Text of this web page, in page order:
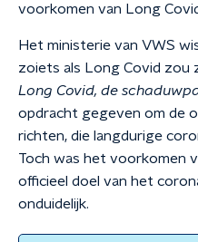
voorkomen van Long
Het ministerie van VWS
zoiets als Long Covid zou
Long Covid, de
opdracht gegeven om de
richten, die langdurige
Toch was het voorkomen
officieel doel van het
onduidelijk.